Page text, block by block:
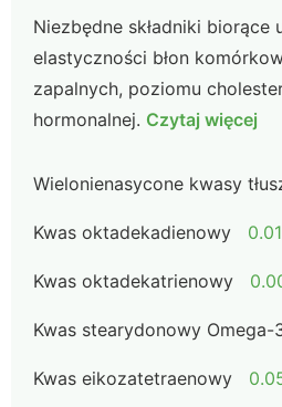
Niezbędne składniki biorące
elastyczności błon
zapalnych, poziomu
hormonalnej. Czytaj więcej
Wielonienasycone kwasy
Kwas oktadekadienowy
Kwas oktadekatrienowy
Kwas stearydonowy Omega-
Kwas eikozatetraenowy